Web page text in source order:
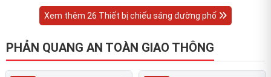
Xem thêm 26 Thiết bị chiếu sáng đường phố
PHẢN QUANG AN TOÀN GIAO THÔNG